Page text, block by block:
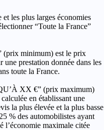
les plus larges économies
“Toute la France”
minimum) est le prix
prestation donnée dans les
toute la France.
XX €” (prix maximum)
en établissant une
la plus élevée et la plus basse
% des automobilistes ayant
l’économie maximale citée